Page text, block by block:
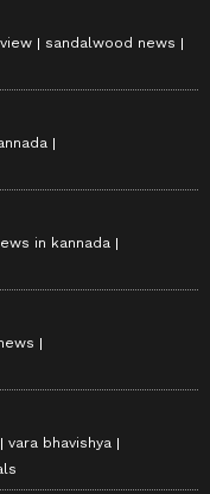
sandalwood news
in kannada
vara bhavishya